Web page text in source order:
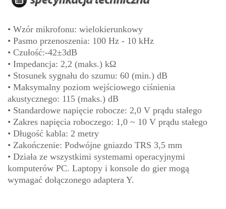
• Wzór mikrofonu: wielokierunkowy
• Pasmo przenoszenia: 100 Hz - 10 kHz
• Czułość:-42±3dB
• Impedancja: 2,2 (maks.) kΩ
• Stosunek sygnału do szumu: 60 (min.) dB
• Maksymalny poziom wejściowego ciśnienia
akustycznego: 115 (maks.) dB
• Standardowe napięcie robocze: 2,0 V prądu stałego
• Zakres napięcia roboczego: 1,0 ~ 10 V prądu stałego
• Długość kabla: 2 metry
• Zakończenie: Podwójne gniazdo TRS 3,5 mm
• Działa ze wszystkimi systemami operacyjnymi
komputerów PC. Laptopy i konsole do gier mogą
wymagać dołączonego adaptera Y.